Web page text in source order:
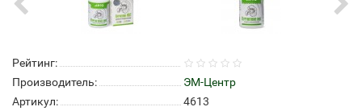
Рейтинг:
Производитель:
ЭМ-Центр
Артикул:
4613